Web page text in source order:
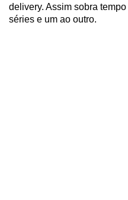
delivery. Assim sobra
séries e um ao outro.